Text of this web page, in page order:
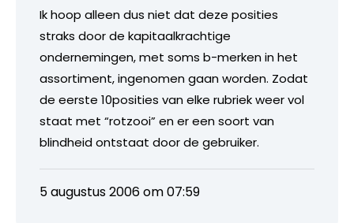
Ik hoop alleen dus niet dat deze posities
straks door de kapitaalkrachtige
ondernemingen, met soms b-merken in het
assortiment, ingenomen gaan worden. Zodat
de eerste 10posities van elke rubriek weer vol
staat met “rotzooi” en er een soort van
blindheid ontstaat door de gebruiker.
5 augustus 2006 om 07:59